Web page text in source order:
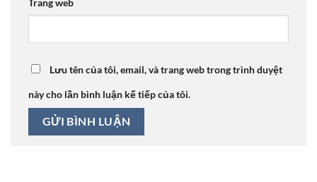
Lưu tên của tôi, email, và trang web trong trình duyệt
này cho lần bình luận kế tiếp của tôi.